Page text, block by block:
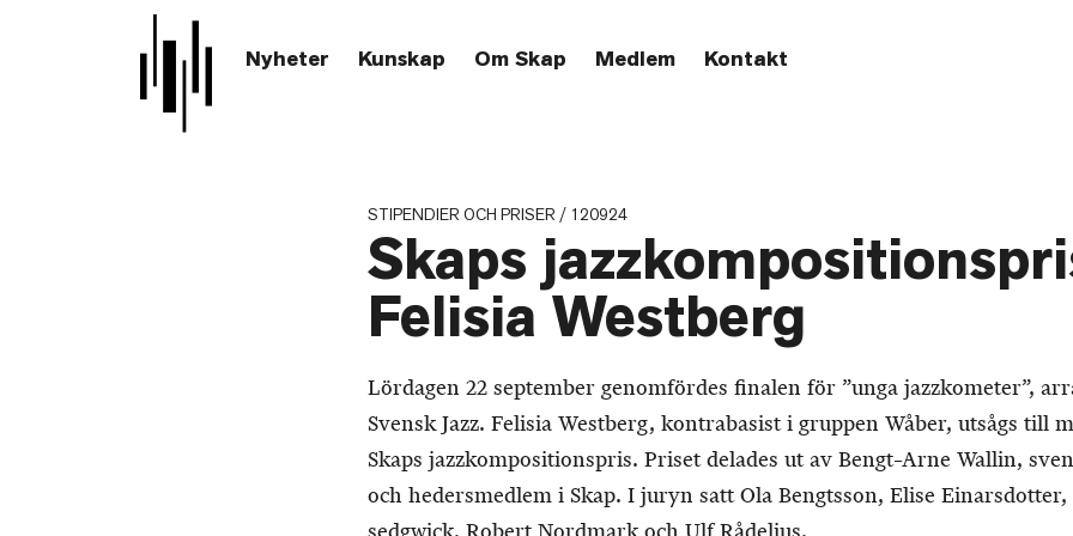
Nyheter Kunskap Om Skap Medlem Kontakt
STIPENDIER OCH PRISER / 120924
Skaps
Felisia Westberg
Lördagen 22 september genomfördes finalen för ”unga jazzkometer”,
Svensk Jazz. Felisia Westberg, kontrabasist i gruppen Wåber, utsågs till
Skaps jazzkompositionspris. Priset delades ut av Bengt–Arne Wallin,
och hedersmedlem i Skap. I juryn satt Ola Bengtsson, Elise